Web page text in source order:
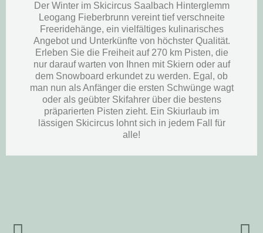
Der Winter im Skicircus Saalbach Hinterglemm
Leogang Fieberbrunn vereint tief verschneite
Freeridehänge, ein vielfältiges kulinarisches
Angebot und Unterkünfte von höchster Qualität.
Erleben Sie die Freiheit auf 270 km Pisten, die
nur darauf warten von Ihnen mit Skiern oder auf
dem Snowboard erkundet zu werden. Egal, ob
man nun als Anfänger die ersten Schwünge wagt
oder als geübter Skifahrer über die bestens
präparierten Pisten zieht. Ein Skiurlaub im
lässigen Skicircus lohnt sich in jedem Fall für
alle!